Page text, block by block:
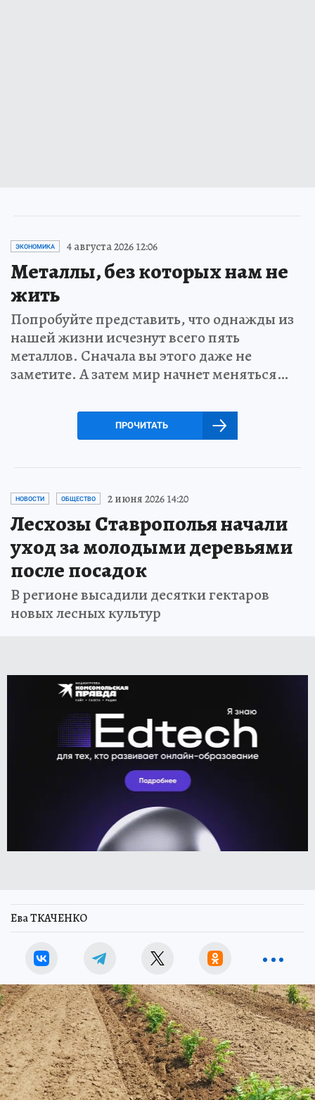
ЭКОНОМИКА 4 августа 2026 12:06
Металлы, без которых нам не
жить
Попробуйте представить, что однажды из
нашей жизни исчезнут всего пять
металлов. Сначала вы этого даже не
заметите. А затем мир начнет меняться…
ПРОЧИТАТЬ
НОВОСТИ ОБЩЕСТВО 2 июня 2026 14:20
Лесхозы Ставрополья начали
уход за молодыми деревьями
после посадок
В регионе высадили десятки гектаров
новых лесных культур
Ева ТКАЧЕНКО